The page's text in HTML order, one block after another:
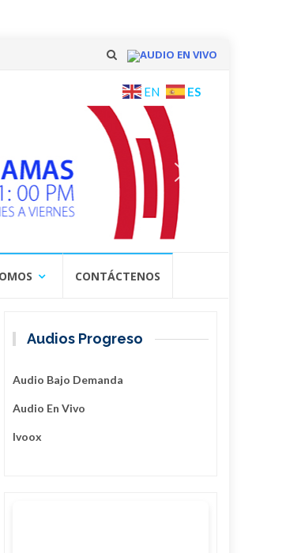
AUDIO EN VIVO
Skip
content
EN ES
CONTÁCTENOS
Audios Progreso
Audio Bajo Demanda
Audio En Vivo
Ivoox